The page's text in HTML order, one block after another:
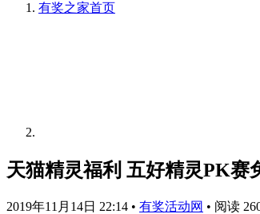
有奖之家首页
天猫精灵福利 五好精灵PK赛
2019年11月14日 22:14 • 有奖活动网 • 阅读